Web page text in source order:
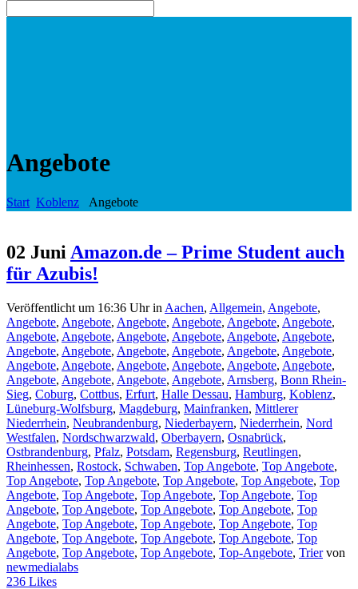
Angebote
Start Koblenz Angebote
02 Juni Amazon.de – Prime Student auch
für Azubis!
Veröffentlicht um 16:36 Uhrin Aachen, Allgemein, Angebote,
Angebote, Angebote, Angebote, Angebote, Angebote, Angebote,
Angebote, Angebote, Angebote, Angebote, Angebote, Angebote,
Angebote, Angebote, Angebote, Angebote, Angebote, Angebote,
Angebote, Angebote, Angebote, Angebote, Angebote, Angebote,
Angebote, Angebote, Angebote, Angebote, Arnsberg, Bonn Rhein-
Sieg, Coburg, Cottbus, Erfurt, Halle Dessau, Hamburg, Koblenz,
Lüneburg-Wolfsburg, Magdeburg, Mainfranken, Mittlerer
Niederrhein, Neubrandenburg, Niederbayern, Niederrhein, Nord
Westfalen, Nordschwarzwald, Oberbayern, Osnabrück,
Ostbrandenburg, Pfalz, Potsdam, Regensburg, Reutlingen,
Rheinhessen, Rostock, Schwaben, Top Angebote, Top Angebote,
Top Angebote, Top Angebote, Top Angebote, Top Angebote, Top
Angebote, Top Angebote, Top Angebote, Top Angebote, Top
Angebote, Top Angebote, Top Angebote, Top Angebote, Top
Angebote, Top Angebote, Top Angebote, Top Angebote, Top
Angebote, Top Angebote, Top Angebote, Top Angebote, Top
Angebote, Top Angebote, Top Angebote, Top-Angebote, Trier von
newmedialabs
236 Likes